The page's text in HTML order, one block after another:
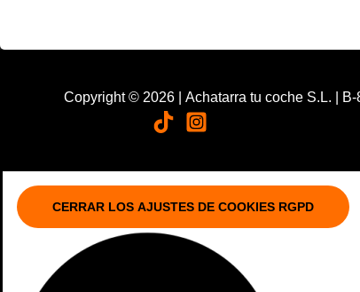
Copyright © 2026 | Achatarra tu coche S.L. |
CERRAR LOS AJUSTES DE COOKIES RGPD